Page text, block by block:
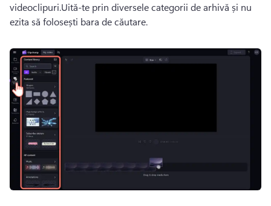
videoclipuri.Uită-te prin diversele categorii de arhivă și nu
ezita să folosești bara de căutare.